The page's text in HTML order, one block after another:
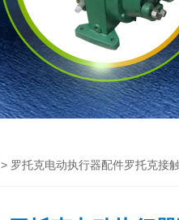
> 罗托克电动执行器配件罗托克接